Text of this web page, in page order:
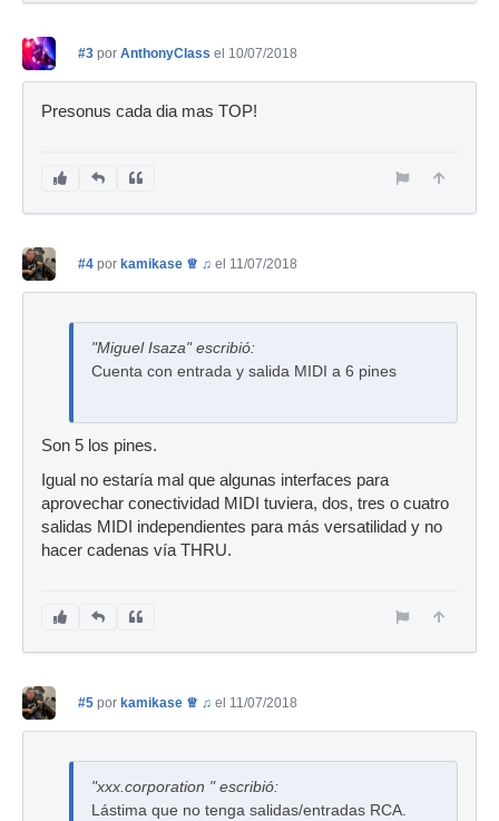
#3 por AnthonyClass el 10/07/2018
Presonus cada dia mas TOP!
#4 por kamikase ♕ ♫ el 11/07/2018
"Miguel Isaza" escribió:
Cuenta con entrada y salida MIDI a 6 pines
Son 5 los pines.
Igual no estaría mal que algunas interfaces para
aprovechar conectividad MIDI tuviera, dos, tres o cuatro
salidas MIDI independientes para más versatilidad y no
hacer cadenas vía THRU.
#5 por kamikase ♕ ♫ el 11/07/2018
"xxx.corporation " escribió:
Lástima que no tenga salidas/entradas RCA.